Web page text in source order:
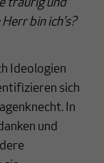
traurig und
bin ich's?
Ideologien
sich
In
und